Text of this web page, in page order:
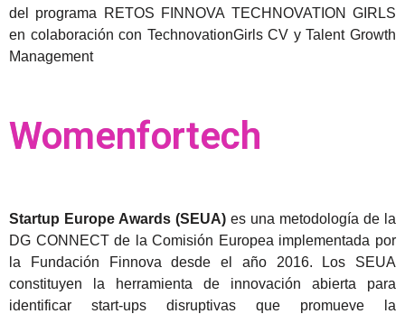
del programa RETOS FINNOVA TECHNOVATION GIRLS
en colaboración con TechnovationGirls CV y Talent Growth
Management
Womenfortech
Startup Europe Awards (SEUA) es una metodología de la
DG CONNECT de la Comisión Europea implementada por
la Fundación Finnova desde el año 2016. Los SEUA
constituyen la herramienta de innovación abierta para
identificar start-ups disruptivas que promueve la